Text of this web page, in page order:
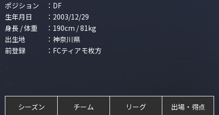
ポジション
： DF
生年月日
： 2003/12/29
身長 / 体重
： 190cm / 81kg
出生地
： 神奈川県
前登録
： FCティアモ枚方
シーズン チーム リーグ 出場・得点